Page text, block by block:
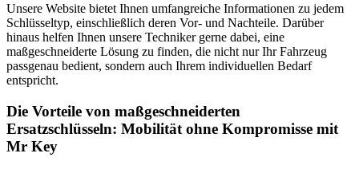
Unsere Website bietet Ihnen umfangreiche Informationen zu jedem
Schlüsseltyp, einschließlich deren Vor- und Nachteile. Darüber
hinaus helfen Ihnen unsere Techniker gerne dabei, eine
maßgeschneiderte Lösung zu finden, die nicht nur Ihr Fahrzeug
passgenau bedient, sondern auch Ihrem individuellen Bedarf
entspricht.
Die Vorteile von maßgeschneiderten
Ersatzschlüsseln: Mobilität ohne Kompromisse mit
Mr Key